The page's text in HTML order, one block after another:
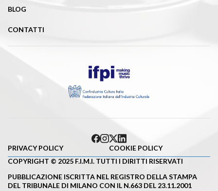
BLOG
CONTATTI
PRIVACY POLICY
COOKIE POLICY
COPYRIGHT © 2025 F.I.M.I. TUTTI I DIRITTI RISERVATI
PUBBLICAZIONE ISCRITTA NEL REGISTRO DELLA STAMPA
DEL TRIBUNALE DI MILANO CON IL N.663 DEL 23.11.2001